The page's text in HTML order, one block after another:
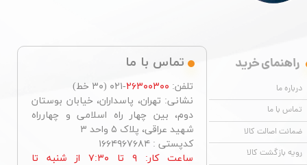
راهنمای خرید
درباره ما
تماس با ما
ضمانت اصالت کالا
رویه بازگشت کالا
تماس با ما
تلفن: ۲۶۳۰۰۳۰۰-۰۲۱ (۳۰ خط)
نشانی: تهران، پاسداران، خیابان بوستان
دوم، بین چهار راه اسلامی و چهارراه
شهید عراقی، پلاک ۵ واحد ۳
کدپستی : ۱۶۶۴۹۶۷۶۸۴
ساعت کار: ۹ تا ۷:۳۰ از شنبه تا